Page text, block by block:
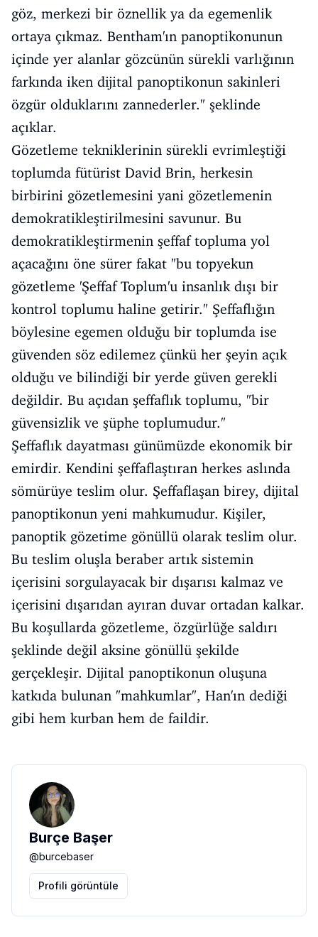
göz, merkezi bir öznellik ya da egemenlik
ortaya çıkmaz. Bentham'ın panoptikonunun
içinde yer alanlar gözcünün sürekli varlığının
farkında iken dijital panoptikonun sakinleri
özgür olduklarını zannederler." şeklinde
açıklar.
Gözetleme tekniklerinin sürekli evrimleştiği
toplumda fütürist David Brin, herkesin
birbirini gözetlemesini yani gözetlemenin
demokratikleştirilmesini savunur. Bu
demokratikleştirmenin şeffaf topluma yol
açacağını öne sürer fakat "bu topyekun
gözetleme 'Şeffaf Toplum'u insanlık dışı bir
kontrol toplumu haline getirir." Şeffaflığın
böylesine egemen olduğu bir toplumda ise
güvenden söz edilemez çünkü her şeyin açık
olduğu ve bilindiği bir yerde güven gerekli
değildir. Bu açıdan şeffaflık toplumu, "bir
güvensizlik ve şüphe toplumudur."
Şeffaflık dayatması günümüzde ekonomik bir
emirdir. Kendini şeffaflaştıran herkes aslında
sömürüye teslim olur. Şeffaflaşan birey, dijital
panoptikonun yeni mahkumudur. Kişiler,
panoptik gözetime gönüllü olarak teslim olur.
Bu teslim oluşla beraber artık sistemin
içerisini sorgulayacak bir dışarısı kalmaz ve
içerisini dışarıdan ayıran duvar ortadan kalkar.
Bu koşullarda gözetleme, özgürlüğe saldırı
şeklinde değil aksine gönüllü şekilde
gerçekleşir. Dijital panoptikonun oluşuna
katkıda bulunan "mahkumlar", Han'ın dediği
gibi hem kurban hem de faildir.
Burçe Başer
@burcebaser
Profili görüntüle